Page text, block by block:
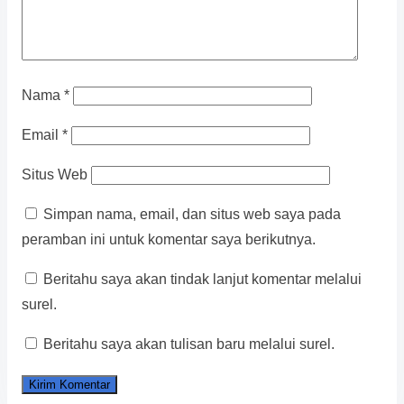
Nama *
Email *
Situs Web
Simpan nama, email, dan situs web saya pada
peramban ini untuk komentar saya berikutnya.
Beritahu saya akan tindak lanjut komentar melalui
surel.
Beritahu saya akan tulisan baru melalui surel.